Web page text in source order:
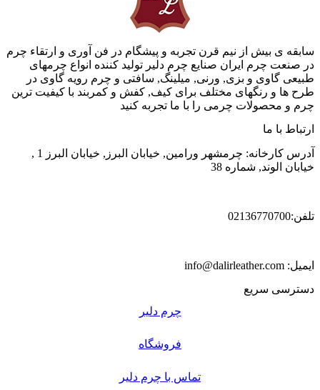
سابقه ی بیش از نیم قرن تجربه و پیشگام در فن آوری و ارتقاء چرم
در صنعت چرم ایران صنایع چرم دلیر تولید کننده انواع چرمهای
طبیعی گاوی و بزی, ورنی, میلینگ, سافتی و چرم رویه گاوی در
طرح ها و رنگهای مختلف برای کیف, کفش و کمربند با کیفیت ترین
چرم و محصولات چرمی را با ما تجربه کنید
ارتباط با ما
آدرس کارخانه: چرمشهر ورامین, خیابان البرز, خیابان البرز 1 ,
خیابان الوند, شماره 38
تلفن:02136770700
ایمیل: info@dalirleather.com
دسترسی سریع
چرم دلیر
فروشگاه
تماس با چرم دلیر